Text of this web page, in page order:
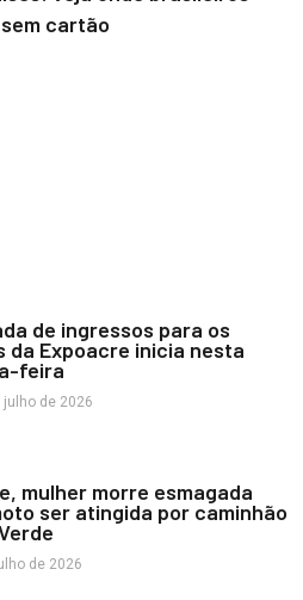
cartão
de ingressos para os
da Expoacre inicia nesta
feira
julho de 2026
mulher morre esmagada
ser atingida por caminhão
de 2026